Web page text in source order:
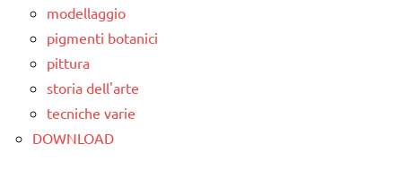
MONTESSORI
LAVORETTI
papercutting
Primavera
sensory
anni
3 ai
6
anni
modellaggio
pigmenti botanici
pittura
storia dell'arte
tecniche varie
DOWNLOAD